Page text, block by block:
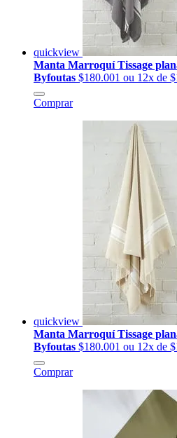
quickview
Manta Marroquí Tissage
Byfoutas $180.001 ou 12x de
Comprar
quickview
Manta Marroquí Tissage
Byfoutas $180.001 ou 12x de
Comprar